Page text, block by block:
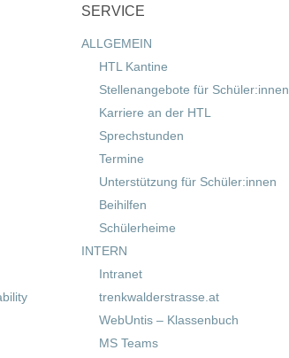
SERVICE
ALLGEMEIN
HTL Kantine
Stellenangebote für Schüler:innen
Karriere an der HTL
Sprechstunden
Termine
Unterstützung für Schüler:innen
Beihilfen
Schülerheime
INTERN
Intranet
trenkwalderstrasse.at
WebUntis – Klassenbuch
MS Teams